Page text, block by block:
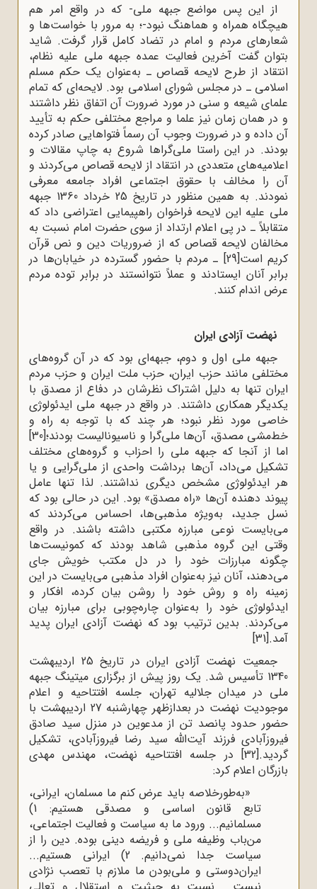
از این پس مواضع جبهه ملی- که در واقع امر هم
هیچگاه همراه و هماهنگ نبود-؛ به مرور با خواست‌ها و
شعارهای مردم و امام در تضاد کامل قرار گرفت. شاید
بتوان گفت آخرین فعالیت عمده جبهه ملی علیه نظام،
انتقاد از طرح لایحه قصاص ـ به‌عنوان یک حکم مسلم
اسلامی ـ در مجلس شورای اسلامی بود. لایحه‌ای که تمام
علمای شیعه و سنی در مورد ضرورت آن اتفاق‌ نظر داشتند
و در همان زمان نیز علما و مراجع مختلفی حکم به تأیید
آن داده و در ضرورت وجوب آن رسماً فتواهایی صادر کرده
بودند. در این راستا ملی‌گراها شروع به چاپ مقالات و
اعلامیه‌های متعددی در انتقاد از لایحه قصاص می‌کردند و
آن را مخالف با حقوق اجتماعی افراد جامعه معرفی
نمودند. به همین منظور در تاریخ 25 خرداد 1360 جبهه
ملی علیه این لایحه فراخوان راهپیمایی اعتراضی داد که
متقابلاً ـ در پی اعلام ارتداد از سوی حضرت امام نسبت به
مخالفان لایحه قصاص که از ضروریات دین و نص قرآن
کریم است[29]
ـ مردم با حضور گسترده در خیابان‌ها در
برابر آنان ایستادند و عملاً نتوانستند در برابر توده مردم
عرض اندام کنند.
نهضت آزادی ایران
جبهه ملی اول و دوم، جبهه‌ای بود که در آن گروه‌های
مختلفی مانند حزب ایران، حزب ملت ایران و حزب مردم
ایران تنها به دلیل اشتراک ‌نظرشان در دفاع از مصدق با
یکدیگر همکاری داشتند. در واقع در جبهه ملی ایدئولوژی
خاصی مورد نظر نبود؛ هر چند که با توجه به راه و
خط‌مشی مصدق، آن‌ها ملی‌گرا و ناسیونالیست بودند؛[30]
اما از آنجا که جبهه ملی را احزاب و گروه‌های مختلف
تشکیل می‌داد، آن‌ها برداشت واحدی از ملی‌گرایی و یا
هر ایدئولوژی مشخص دیگری نداشتند. لذا تنها عامل
پیوند دهنده آن‌ها «راه مصدق» بود. این در حالی بود که
نسل جدید، به‌ویژه مذهبی‌‌ها، احساس می‌کردند که
می‌بایست نوعی مبارزه مکتبی داشته باشند. در واقع
وقتی این گروه مذهبی شاهد بودند که کمونیست‌ها
چگونه مبارزات خود را در دل مکتب خویش جای
می‌دهند، آنان نیز به‌عنوان افراد مذهبی می‌بایست در این
زمینه راه و روش خود را روشن بیان کرده، افکار و
ایدئولوژی خود را به‌عنوان چاره‌چوبی برای مبارزه بیان
می‌کردند. بدین ترتیب بود که نهضت آزادی ایران پدید
آمد.[31]
جمعیت نهضت آزادی ایران در تاریخ 25 اردیبهشت
1340 تأسیس شد. یک روز پیش از برگزاری میتینگ جبهه
ملی در میدان جلالیه تهران، جلسه افتتاحیه و اعلام
موجودیت نهضت در بعدازظهر چهارشنبه 27 اردیبهشت با
حضور حدود پانصد تن از مدعوین در منزل سید صادق
فیروزآبادی فرزند آیت‌الله سید رضا فیروزآبادی، تشکیل
گردید.[32]
در جلسه افتتاحیه نهضت، مهندس مهدی
بازرگان اعلام کرد:
«به‌طورخلاصه باید عرض کنم ما مسلمان، ایرانی،
تابع قانون اساسی و مصدقی هستیم: 1)
مسلمانیم... ورود ما به سیاست و فعالیت اجتماعی،
من‌باب وظیفه ملی و فریضه دینی بوده. دین را از
سیاست جدا نمی‌دانیم. 2) ایرانی هستیم...
ایران‌دوستی و ملی‌بودن ما ملازم با تعصب نژادی